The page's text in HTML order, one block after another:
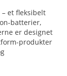
et fleksibelt
batterier,
er designet
produkter